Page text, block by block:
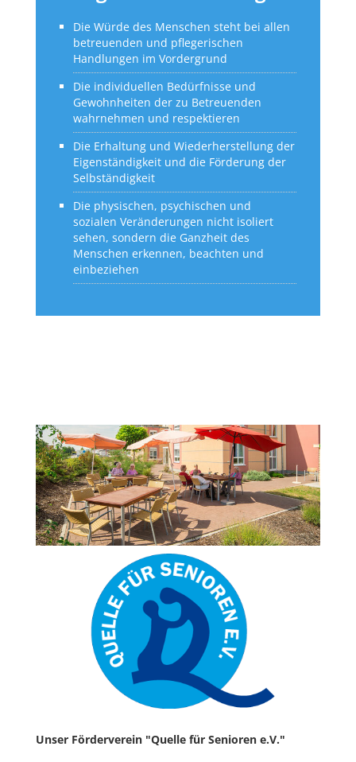
Die Würde des Menschen steht bei allen
betreuenden und pflegerischen
Handlungen im Vordergrund
Die individuellen Bedürfnisse und
Gewohnheiten der zu Betreuenden
wahrnehmen und respektieren
Die Erhaltung und Wiederherstellung der
Eigenständigkeit und die Förderung der
Selbständigkeit
Die physischen, psychischen und
sozialen Veränderungen nicht isoliert
sehen, sondern die Ganzheit des
Menschen erkennen, beachten und
einbeziehen
Unser Förderverein "Quelle für Senioren e.V."